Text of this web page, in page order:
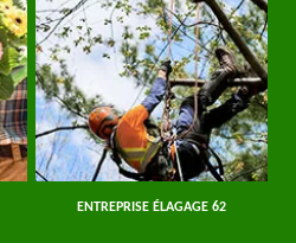
ENTREPRISE ÉLAGAGE 62